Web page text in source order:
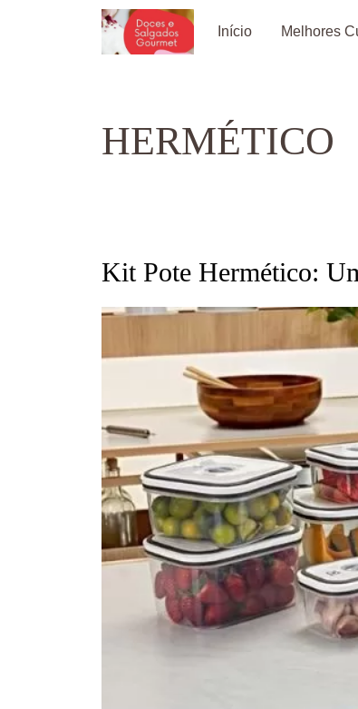
Início Melhores
HERMÉTICO
Kit Pote Hermético: